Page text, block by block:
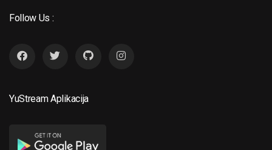
Follow Us :
YuStream Aplikacija